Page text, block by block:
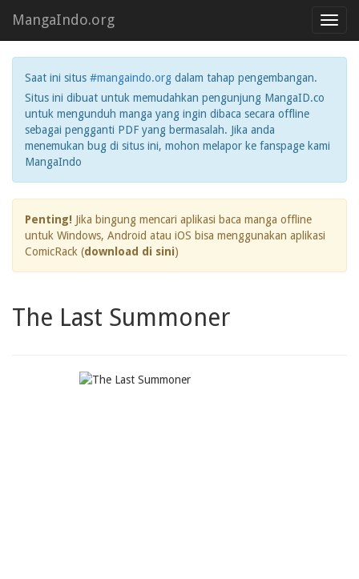
MangaIndo.org
Saat ini situs #mangaindo.org dalam tahap pengembangan.
Situs ini dibuat untuk memudahkan pengunjung MangaID.co
untuk mengunduh manga yang ingin dibaca secara offline
sebagai pengganti PDF yang bermasalah. Jika anda
menemukan bug di situs ini, mohon melapor ke fanspage kami
MangaIndo
Penting! Jika bingung mencari aplikasi baca manga offline
untuk Windows, Android atau iOS bisa menggunakan aplikasi
ComicRack (download di sini)
The Last Summoner